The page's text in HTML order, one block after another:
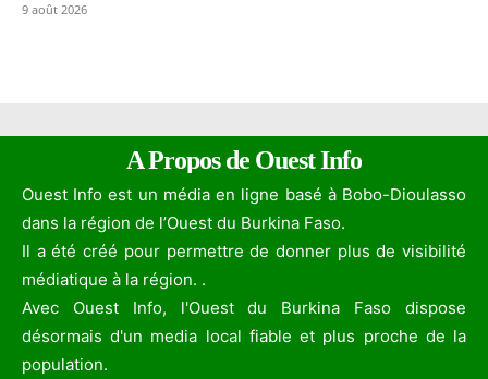
9 août 2026
A Propos de Ouest Info
Ouest Info est un média en ligne basé à Bobo-Dioulasso
dans la région de l’Ouest du Burkina Faso.
Il a été créé pour permettre de donner plus de visibilité
médiatique à la région. .
Avec Ouest Info, l'Ouest du Burkina Faso dispose
désormais d'un media local fiable et plus proche de la
population.